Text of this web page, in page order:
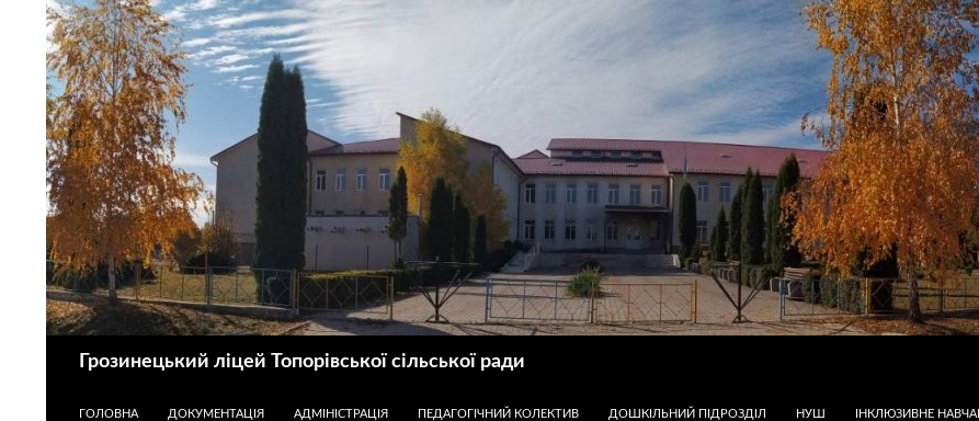
Грозинецький ліцей Топорівської сільської ради
ГОЛОВНА
ДОКУМЕНТАЦІЯ АДМІНІСТРАЦІЯ ПЕДАГОГІЧНИЙ КОЛЕКТИВ ДОШКІЛЬНИЙ ПІДРОЗДІЛ НУШ ІНКЛЮЗИВНЕ